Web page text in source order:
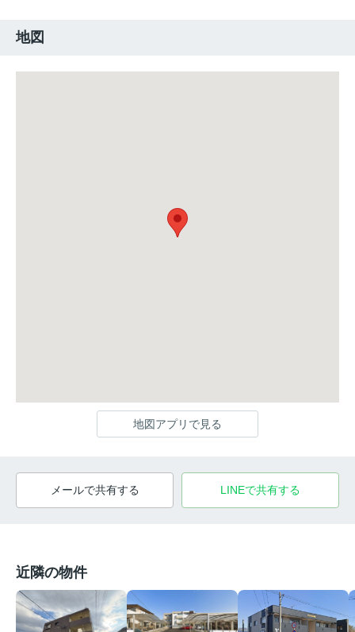
地図
地図アプリで見る
メールで共有する LINEで共有する
近隣の物件